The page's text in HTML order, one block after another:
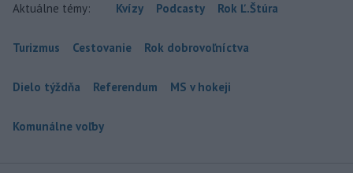
Aktuálne témy: Kvízy Podcasty Rok Ľ.Štúra
Turizmus Cestovanie Rok dobrovoľníctva
Dielo týždňa Referendum MS v hokeji
Komunálne voľby